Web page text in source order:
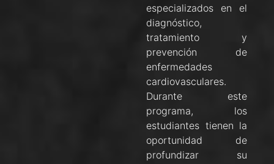
especializados en el
diagnóstico,
tratamiento y
prevención de
enfermedades
cardiovasculares.
Durante este
programa, los
estudiantes tienen la
oportunidad de
profundizar su